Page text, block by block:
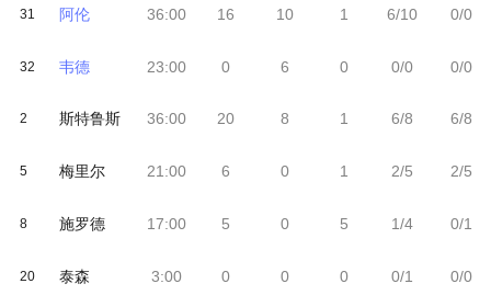
31 阿伦
32 韦德
2 斯特鲁斯
5 梅里尔
8 施罗德
20 泰森
36:00
23:00
36:00
21:00
17:00
3:00
16
0
20
6
5
0
10
6
8
0
0
0
1
0
1
1
5
0
6/10
0/0
6/8
2/5
1/4
0/1
0/0
0/0
6/8
2/5
0/1
0/0